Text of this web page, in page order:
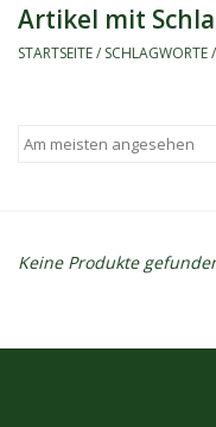
Camping/Outdoor
Kontakt
Artikel mit
STARTSEITE/ SCHLAGWORTE/
Keine Produkte